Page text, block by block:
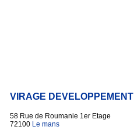
VIRAGE DEVELOPPEMENT
58 Rue de Roumanie 1er Etage
72100 Le mans